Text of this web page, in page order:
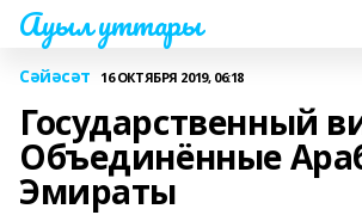
Ауыл уттары
Сәйәсәт 16 ОКТЯБРЯ 2019, 06:18
Государственный
Объединённые
Эмираты